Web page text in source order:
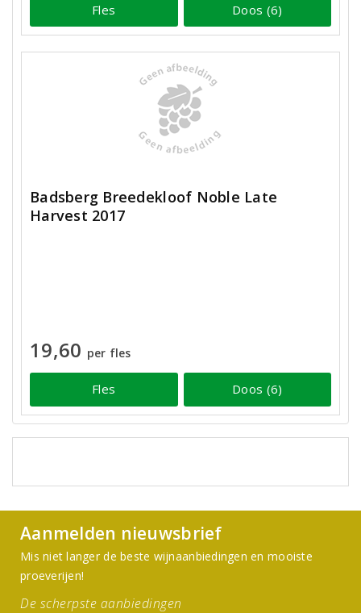
Fles Doos (6)
Badsberg Breedekloof Noble Late
Harvest 2017
19,60 per fles
Fles Doos (6)
Aanmelden nieuwsbrief
Mis niet langer de beste wijnaanbiedingen en mooiste
proeverijen!
De scherpste aanbiedingen